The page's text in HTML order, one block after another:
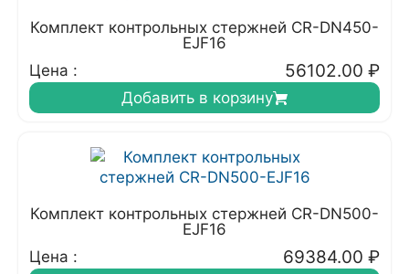
Комплект контрольных стержней CR-DN450-
EJF16
Цена :
56102.00 ₽
Добавить в корзину
Комплект контрольных стержней CR-DN500-
EJF16
Цена :
69384.00 ₽